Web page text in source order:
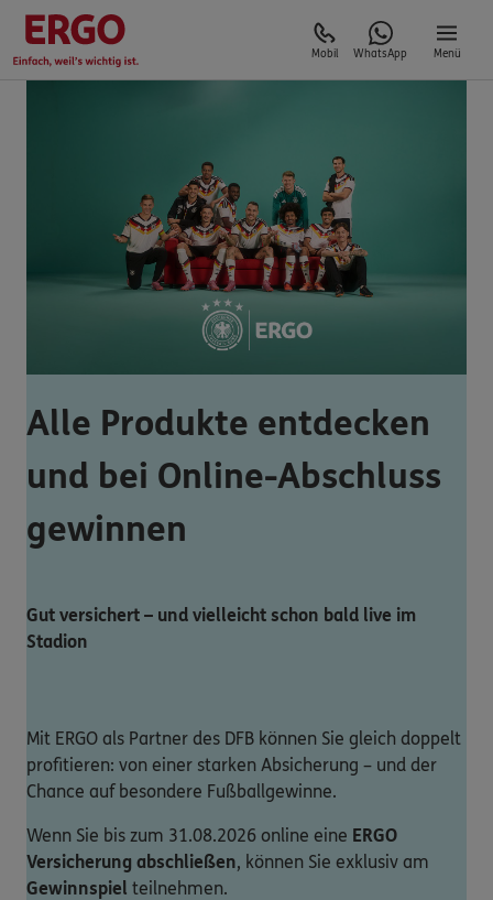
Mobil WhatsApp Menü
Alle Produkte entdecken
und bei Online-Abschluss
gewinnen
Gut versichert – und vielleicht schon bald live im
Stadion
Mit ERGO als Partner des DFB können Sie gleich doppelt
profitieren: von einer starken Absicherung – und der
Chance auf besondere Fußballgewinne.
Wenn Sie bis zum 31.08.2026 online eine ERGO
Versicherung abschließen, können Sie exklusiv am
Gewinnspiel teilnehmen.